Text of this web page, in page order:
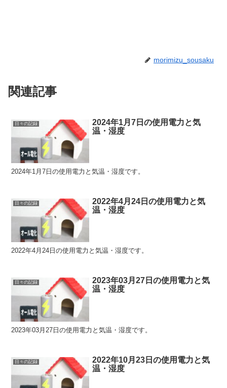
morimizu_sousaku
関連記事
日々の記録
2024年1月7日の使用電力と気
温・湿度
2024年1月7日の使用電力と気温・湿度です。
日々の記録
2022年4月24日の使用電力と気
温・湿度
2022年4月24日の使用電力と気温・湿度です。
日々の記録
2023年03月27日の使用電力と気
温・湿度
2023年03月27日の使用電力と気温・湿度です。
日々の記録
2022年10月23日の使用電力と気
温・湿度